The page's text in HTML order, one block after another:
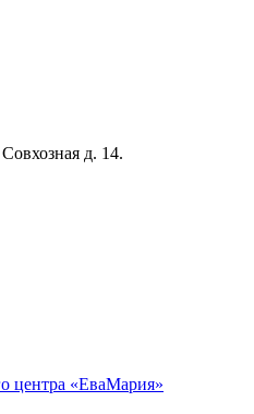
д. 14.
центра «ЕваМария»